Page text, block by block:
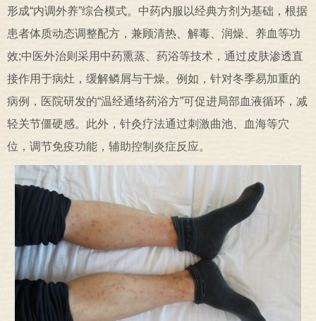
形成“内调外养”综合模式。中药内服以经典方剂为基础，根据
患者体质动态调整配方，兼顾清热、解毒、润燥、养血等功
效;中医外治则采用中药熏蒸、药浴等技术，通过皮肤渗透直
接作用于病灶，缓解鳞屑与干燥。例如，针对冬季易加重的
病例，医院研发的“温经通络药浴方”可促进局部血液循环，减
轻关节僵硬感。此外，针灸疗法通过刺激曲池、血海等穴
位，调节免疫功能，辅助控制炎症反应。